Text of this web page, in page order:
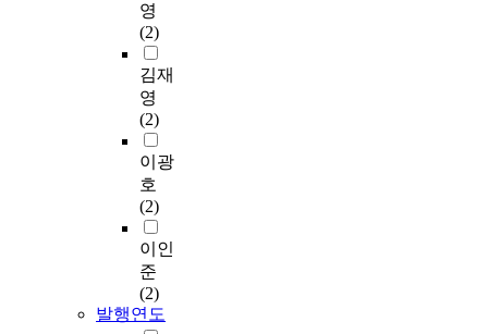
영
(2)
김재
영
(2)
이광
호
(2)
이인
준
(2)
발행연도